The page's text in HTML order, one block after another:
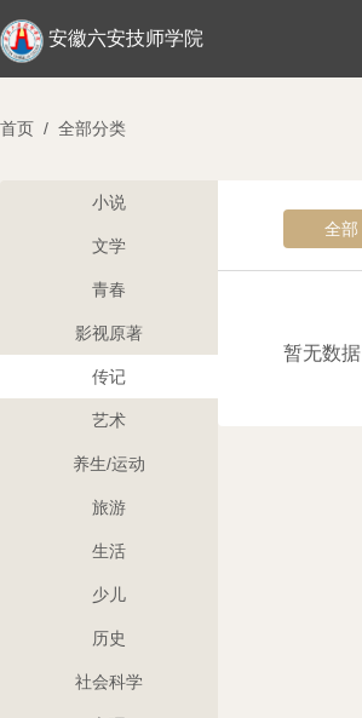
安徽六安技师学院
首页 / 全部分类
小说
文学
青春
影视原著
传记
艺术
养生/运动
旅游
生活
少儿
历史
社会科学
全部
暂无数据